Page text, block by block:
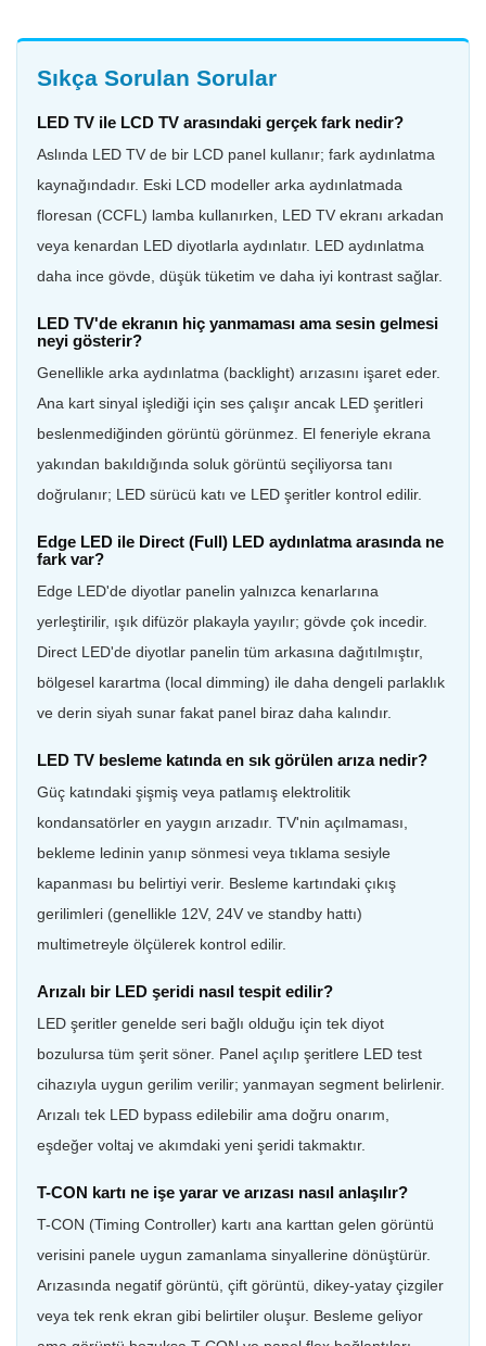
Sıkça Sorulan Sorular
LED TV ile LCD TV arasındaki gerçek fark nedir?
Aslında LED TV de bir LCD panel kullanır; fark aydınlatma
kaynağındadır. Eski LCD modeller arka aydınlatmada
floresan (CCFL) lamba kullanırken, LED TV ekranı arkadan
veya kenardan LED diyotlarla aydınlatır. LED aydınlatma
daha ince gövde, düşük tüketim ve daha iyi kontrast sağlar.
LED TV'de ekranın hiç yanmaması ama sesin gelmesi
neyi gösterir?
Genellikle arka aydınlatma (backlight) arızasını işaret eder.
Ana kart sinyal işlediği için ses çalışır ancak LED şeritleri
beslenmediğinden görüntü görünmez. El feneriyle ekrana
yakından bakıldığında soluk görüntü seçiliyorsa tanı
doğrulanır; LED sürücü katı ve LED şeritler kontrol edilir.
Edge LED ile Direct (Full) LED aydınlatma arasında ne
fark var?
Edge LED'de diyotlar panelin yalnızca kenarlarına
yerleştirilir, ışık difüzör plakayla yayılır; gövde çok incedir.
Direct LED'de diyotlar panelin tüm arkasına dağıtılmıştır,
bölgesel karartma (local dimming) ile daha dengeli parlaklık
ve derin siyah sunar fakat panel biraz daha kalındır.
LED TV besleme katında en sık görülen arıza nedir?
Güç katındaki şişmiş veya patlamış elektrolitik
kondansatörler en yaygın arızadır. TV'nin açılmaması,
bekleme ledinin yanıp sönmesi veya tıklama sesiyle
kapanması bu belirtiyi verir. Besleme kartındaki çıkış
gerilimleri (genellikle 12V, 24V ve standby hattı)
multimetreyle ölçülerek kontrol edilir.
Arızalı bir LED şeridi nasıl tespit edilir?
LED şeritler genelde seri bağlı olduğu için tek diyot
bozulursa tüm şerit söner. Panel açılıp şeritlere LED test
cihazıyla uygun gerilim verilir; yanmayan segment belirlenir.
Arızalı tek LED bypass edilebilir ama doğru onarım,
eşdeğer voltaj ve akımdaki yeni şeridi takmaktır.
T-CON kartı ne işe yarar ve arızası nasıl anlaşılır?
T-CON (Timing Controller) kartı ana karttan gelen görüntü
verisini panele uygun zamanlama sinyallerine dönüştürür.
Arızasında negatif görüntü, çift görüntü, dikey-yatay çizgiler
veya tek renk ekran gibi belirtiler oluşur. Besleme geliyor